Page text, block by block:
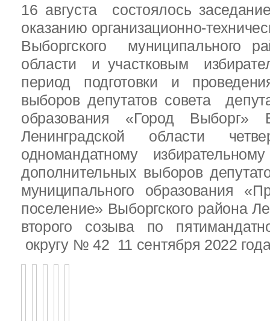
16 августа состоялось
оказанию организационно-
Выборгского муниципального
области и участковым
период подготовки и
выборов депутатов совета
образования «Город Выборг»
Ленинградской области
одномандатному
дополнительных выборов
муниципального образования
поселение» Выборгского района
второго созыва по
округу № 42 11 сентября 2022